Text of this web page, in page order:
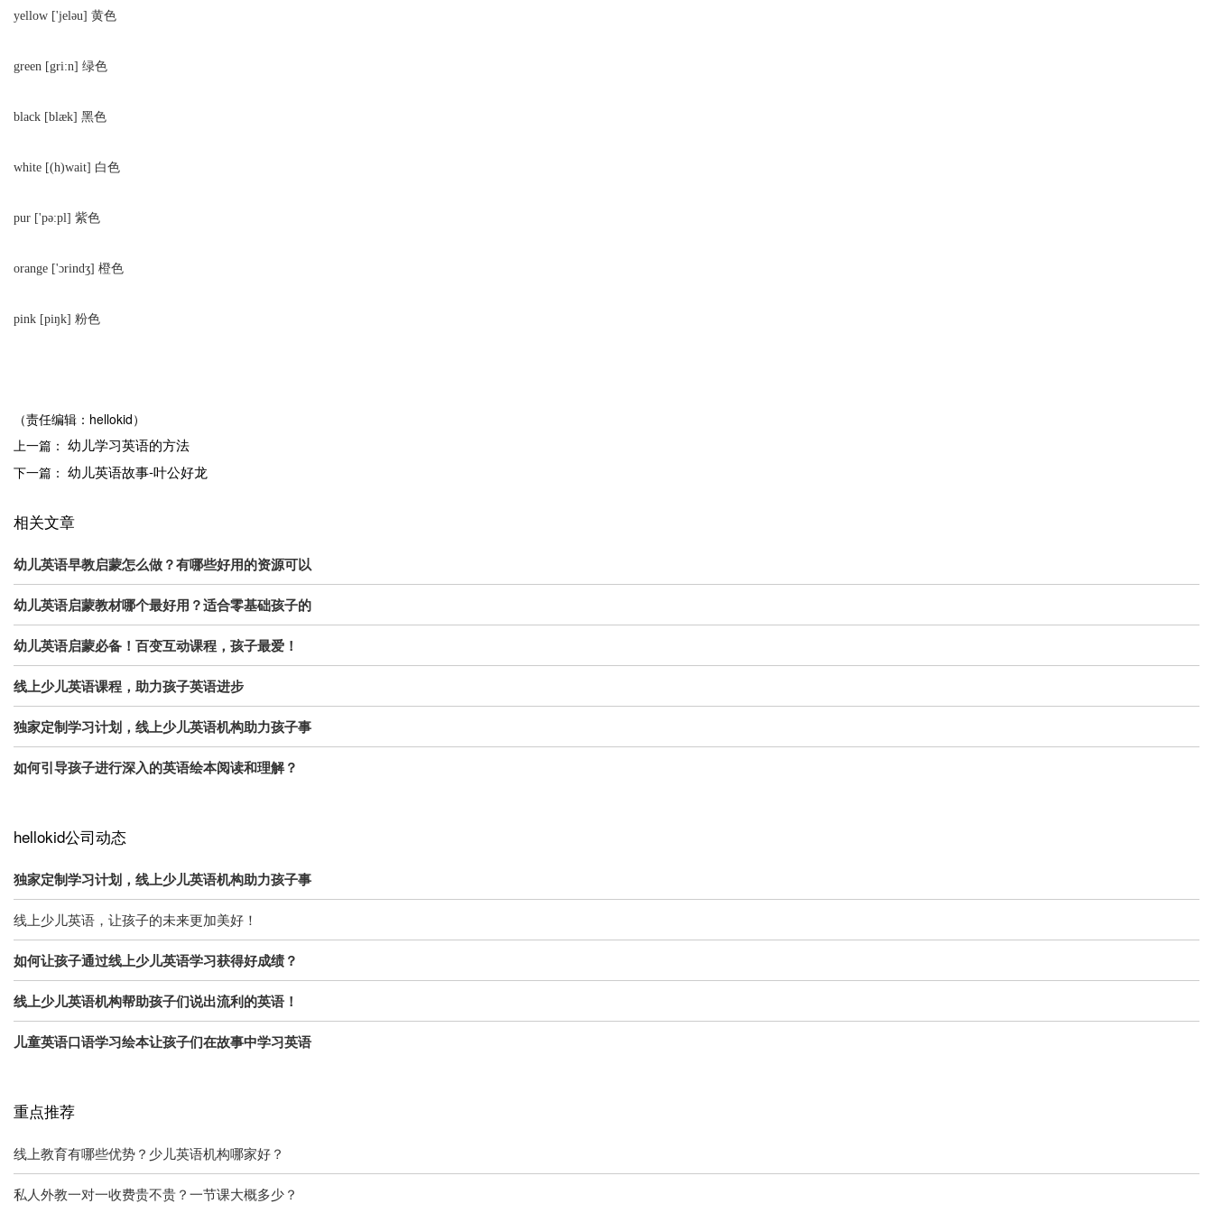
yellow ['jeləu] 黄色
green [gri:n] 绿色
black [blæk] 黑色
white [(h)wait] 白色
pur ['pə:pl] 紫色
orange ['ɔrindʒ] 橙色
pink [piŋk] 粉色
（责任编辑：hellokid）
上一篇： 幼儿学习英语的方法
下一篇： 幼儿英语故事-叶公好龙
相关文章
幼儿英语早教启蒙怎么做？有哪些好用的资源可以
幼儿英语启蒙教材哪个最好用？适合零基础孩子的
幼儿英语启蒙必备！百变互动课程，孩子最爱！
线上少儿英语课程，助力孩子英语进步
独家定制学习计划，线上少儿英语机构助力孩子事
如何引导孩子进行深入的英语绘本阅读和理解？
hellokid公司动态
独家定制学习计划，线上少儿英语机构助力孩子事
线上少儿英语，让孩子的未来更加美好！
如何让孩子通过线上少儿英语学习获得好成绩？
线上少儿英语机构帮助孩子们说出流利的英语！
儿童英语口语学习绘本让孩子们在故事中学习英语
重点推荐
线上教育有哪些优势？少儿英语机构哪家好？
私人外教一对一收费贵不贵？一节课大概多少？